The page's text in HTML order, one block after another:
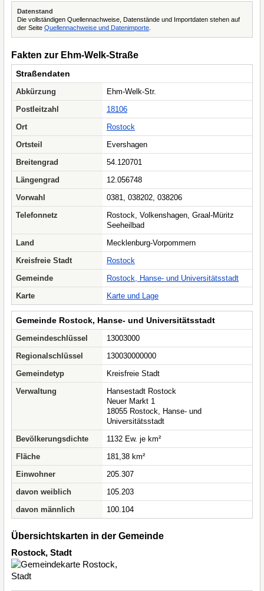
Datenstand
Die vollständigen Quellennachweise, Datenstände und Importdaten stehen auf
der Seite Quellennachweise und Datenimporte
Fakten zur Ehm-Welk-Straße
Straßendaten
Abkürzung
Ehm-Welk-Str.
Postleitzahl
18106
Ort
Rostock
Ortsteil
Evershagen
Breitengrad
54.120701
Längengrad
12.056748
Vorwahl
0381, 038202, 038206
Telefonnetz
Rostock, Volkenshagen, Graal-Müritz
Seeheilbad
Land
Mecklenburg-Vorpommern
Kreisfreie Stadt
Rostock
Gemeinde
Rostock, Hanse- und Universitätsstadt
Karte
Karte und Lage
Gemeinde Rostock, Hanse- und Universitätsstadt
Gemeindeschlüssel
13003000
Regionalschlüssel
130030000000
Gemeindetyp
Kreisfreie Stadt
Verwaltung
Hansestadt Rostock
Neuer Markt 1
18055 Rostock, Hanse- und
Universitätsstadt
Bevölkerungsdichte
1132 Ew. je km²
Fläche
181,38 km²
Einwohner
205.307
davon weiblich
105.203
davon männlich
100.104
Übersichtskarten in der Gemeinde
Rostock, Stadt